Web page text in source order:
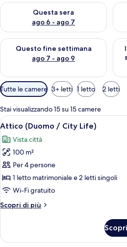
Questa sera
ago 6 - ago 7
Verifica la disponibilità per questa
Questo fine settimana
ago 7 - ago 9
Verifica la disponibilità per questo
Filtri
disponibili
per
le
camere
Tutte le camere 3+ letti 1 letto 2 letti
Stai visualizzando 15 su 15 camere
Apri
tutte
le
foto
per
Attico
(Duomo
City
Una
9
Attico (Duomo / City Life)
Vista città
100 m²
Per 4 persone
1 letto matrimoniale e 2 letti singoli
Wi-Fi gratuito
Scopri di più
Altri
(Duomo